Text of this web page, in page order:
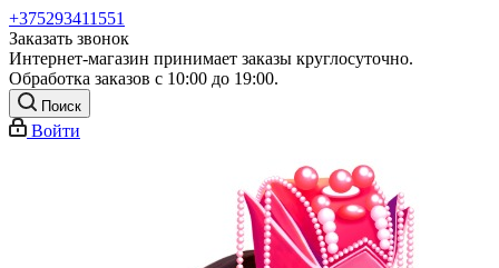
+375293411551
Заказать звонок
Интернет-магазин принимает заказы круглосуточно.
Обработка заказов с 10:00 до 19:00.
Поиск
Войти